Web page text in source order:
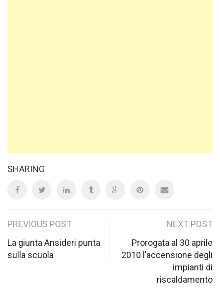
SHARING
Post
navigation
PREVIOUS POST
La giunta Ansideri punta
sulla scuola
NEXT POST
Prorogata al 30 aprile
2010 l’accensione degli
impianti di
riscaldamento